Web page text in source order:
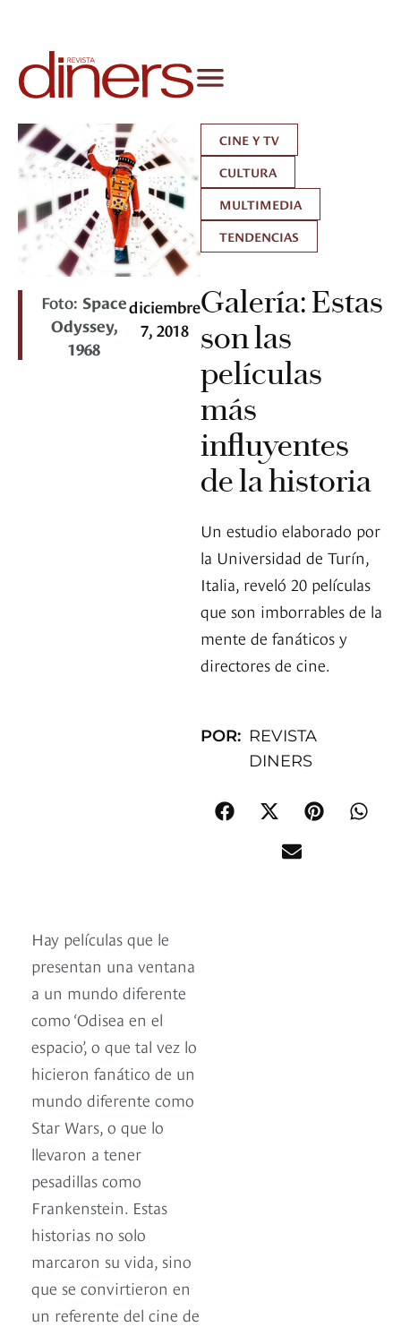
Foto: Space
Odyssey,
1968
diciembre
7, 2018
CINE Y TV
CULTURA
MULTIMEDIA
TENDENCIAS
Galería: Estas
son las
películas
más
influyentes
de la historia
Un estudio elaborado por
la Universidad de Turín,
Italia, reveló 20 películas
que son imborrables de la
mente de fanáticos y
directores de cine.
POR: REVISTA
DINERS
Hay películas que le
presentan una ventana
a un mundo diferente
como ‘Odisea en el
espacio’, o que tal vez lo
hicieron fanático de un
mundo diferente como
Star Wars, o que lo
llevaron a tener
pesadillas como
Frankenstein. Estas
historias no solo
marcaron su vida, sino
que se convirtieron en
un referente del cine de